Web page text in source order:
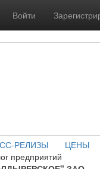
Войти
РЕЛИЗЫ ЦЕНЫ
предприятий